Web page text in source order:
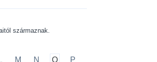
származnak.
L M N O P